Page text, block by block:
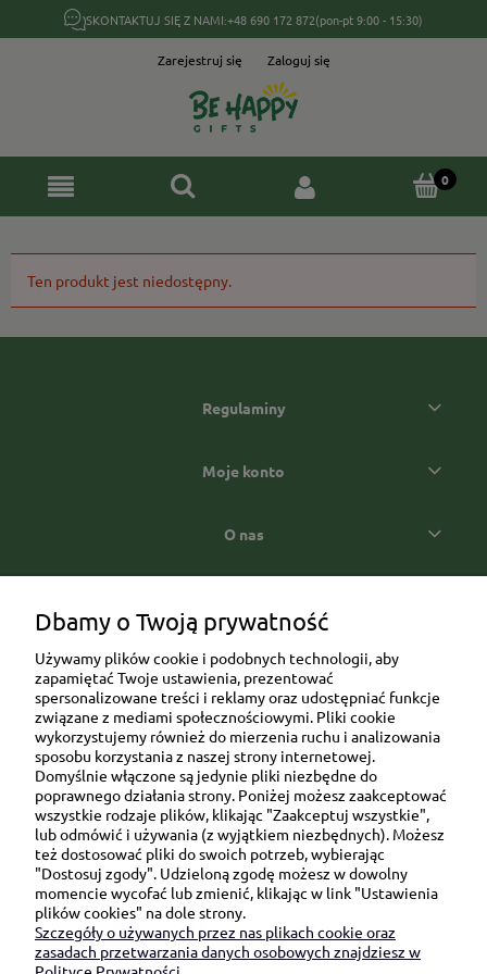
SKONTAKTUJ SIĘ Z NAMI:+48 690 172 872(pon-pt 9:00 - 15:30)
Zarejestruj się Zaloguj się
Ten produkt jest niedostępny.
Regulaminy
Moje konto
O nas
Ul. Brukowa 6/8 lok. 57/58
91-341 Łódź
NIP: 6751510615
SKONTAKTUJ SIĘ Z NAMI:
sklep@be-happygifts.com
+48 690 172 872
Dbamy o Twoją prywatność
Używamy plików cookie i podobnych technologii, aby
zapamiętać Twoje ustawienia, prezentować
spersonalizowane treści i reklamy oraz udostępniać funkcje
związane z mediami społecznościowymi. Pliki cookie
wykorzystujemy również do mierzenia ruchu i analizowania
sposobu korzystania z naszej strony internetowej.
Domyślnie włączone są jedynie pliki niezbędne do
poprawnego działania strony. Poniżej możesz zaakceptować
wszystkie rodzaje plików, klikając "Zaakceptuj wszystkie",
lub odmówić i używania (z wyjątkiem niezbędnych). Możesz
też dostosować pliki do swoich potrzeb, wybierając
"Dostosuj zgody". Udzieloną zgodę możesz w dowolny
momencie wycofać lub zmienić, klikając w link "Ustawienia
plików cookies" na dole strony.
Szczegóły o używanych przez nas plikach cookie oraz
zasadach przetwarzania danych osobowych znajdziesz w